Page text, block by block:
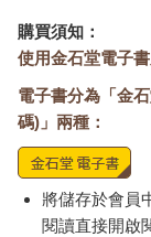
購買須知：
使用金石堂電子
電子書分為「金
碼)」兩種：
將儲存於會員
閱讀直接開啟